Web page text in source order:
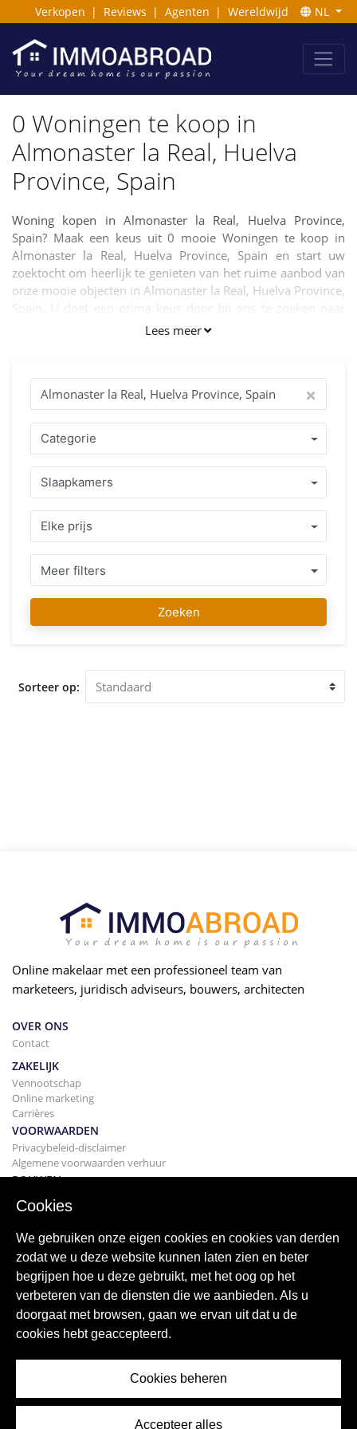
Verkopen | Reviews | Agenten | Wereldwijd NL
0 Woningen te koop in
Almonaster la Real, Huelva
Province, Spain
Woning kopen in Almonaster la Real, Huelva Province,
Spain? Maak een keus uit 0 mooie Woningen te koop in
Almonaster la Real, Huelva Province, Spain en start uw
zoektocht om heerlijk te genieten van het ruime aanbod van
onze mooie objecten in Almonaster la Real, Huelva Province,
Spain. U doet een prima keus door bij ons te zoeken naar
uw nieuwe droom Woning. Neemt u rustig de tijd en
met IMMO ABROAD? Profiteer van ruim 15 jaar ervaring
met een team van makelaars die uw taal spreken, en het
land waar u in wilt kopen als geen ander kennen. Het
aanbod van goed verzorgde woningen of bouwgrond
gelegen in Almonaster la Real, Huelva Province, Spain of
directe omgeving in combinatie met een eerlijk
professioneel advies staan garant voor een juiste beslissing.
Vanaf uw eerste contact totdat u uw favoriete woning
gevonden heeft kunt u op ons rekenen, niet alleen bij
aankoop maar ook lang daarna zullen wij u met advies
bijstaan en waar nodig assisteren. Ons IMMO ABROAD team
wenst u alvast veel plezier met het zoeken naar uw favoriete
woning in Almonaster la Real, Huelva Province, Spain. Wij
ontvangen u graag op onze vestiging in Almonaster la Real,
Huelva Province, Spain voor een vrijblijvend advies en
Lees meer
Categorie
Slaapkamers
Elke prijs
Meer filters
Zoeken
Sorteer op:
Online makelaar met een professioneel team van
marketeers, juridisch adviseurs, bouwers, architecten
OVER ONS
Contact
ZAKELIJK
Vennootschap
Online marketing
Carrières
VOORWAARDEN
Privacybeleid-disclaimer
Algemene voorwaarden verhuur
BOUWEN
Projecten
Uw huis kopen
Verkopen
Hypotheek
Zoekservice
BLOGGEN
bloggen
Wereldwijde regio's
Cookies
We gebruiken onze eigen cookies en cookies van derden
zodat we u deze website kunnen laten zien en beter
begrijpen hoe u deze gebruikt, met het oog op het
verbeteren van de diensten die we aanbieden. Als u
doorgaat met browsen, gaan we ervan uit dat u de
cookies hebt geaccepteerd.
Cookies beheren
Accepteer alles